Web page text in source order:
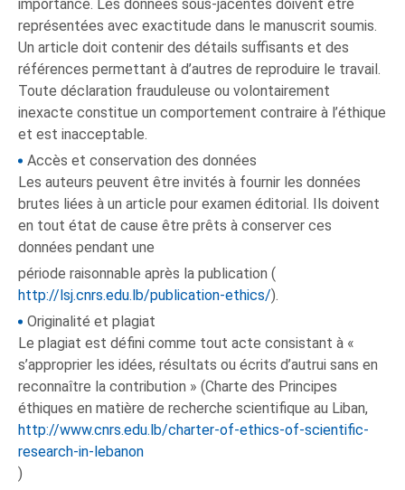
importance. Les données sous-jacentes doivent être
représentées avec exactitude dans le manuscrit soumis.
Un article doit contenir des détails suffisants et des
références permettant à d’autres de reproduire le travail.
Toute déclaration frauduleuse ou volontairement
inexacte constitue un comportement contraire à l’éthique
et est inacceptable.
Accès et conservation des données
Les auteurs peuvent être invités à fournir les données
brutes liées à un article pour examen éditorial. Ils doivent
en tout état de cause être prêts à conserver ces
données pendant une
période raisonnable après la publication (
http://lsj.cnrs.edu.lb/publication-ethics/).
Originalité et plagiat
Le plagiat est défini comme tout acte consistant à «
s’approprier les idées, résultats ou écrits d’autrui sans en
reconnaître la contribution » (Charte des Principes
éthiques en matière de recherche scientifique au Liban,
http://www.cnrs.edu.lb/charter-of-ethics-of-scientific-
research-in-lebanon
)